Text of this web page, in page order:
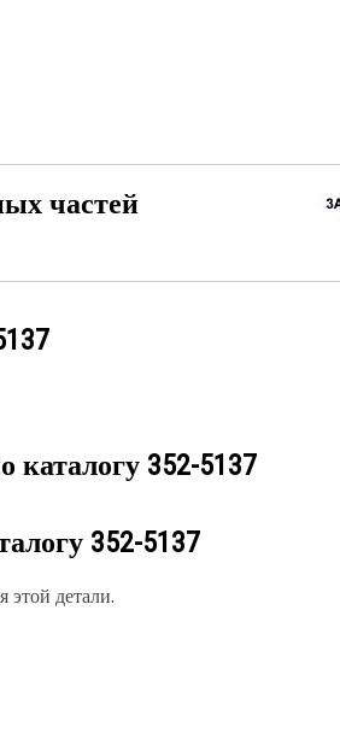
частей
каталогу 352-5137
352-5137
этой детали.